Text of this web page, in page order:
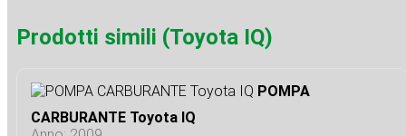
Prodotti simili (Toyota IQ)
POMPA
CARBURANTE Toyota IQ